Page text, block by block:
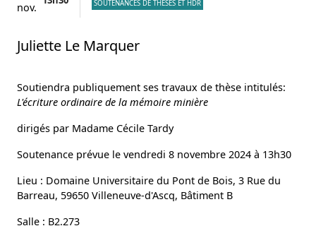
nov. SOUTENANCES DE THÈSES ET HDR
Juliette Le Marquer
Soutiendra publiquement ses travaux de thèse intitulés:
L'écriture ordinaire de la mémoire minière
dirigés par Madame Cécile Tardy
Soutenance prévue le vendredi 8 novembre 2024 à 13h30
Lieu : Domaine Universitaire du Pont de Bois, 3 Rue du
Barreau, 59650 Villeneuve-d'Ascq, Bâtiment B
Salle : B2.273